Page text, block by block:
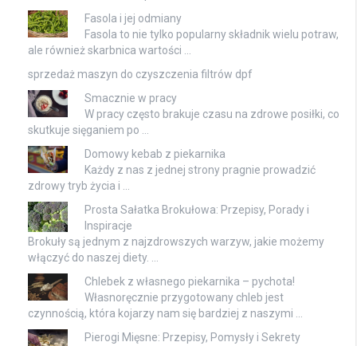
Fasola i jej odmiany
Fasola to nie tylko popularny składnik wielu potraw,
ale również skarbnica wartości …
sprzedaż maszyn do czyszczenia filtrów dpf
Smacznie w pracy
W pracy często brakuje czasu na zdrowe posiłki, co
skutkuje sięganiem po …
Domowy kebab z piekarnika
Każdy z nas z jednej strony pragnie prowadzić
zdrowy tryb życia i …
Prosta Sałatka Brokułowa: Przepisy, Porady i
Inspiracje
Brokuły są jednym z najzdrowszych warzyw, jakie możemy
włączyć do naszej diety. …
Chlebek z własnego piekarnika – pychota!
Własnoręcznie przygotowany chleb jest
czynnością, która kojarzy nam się bardziej z naszymi …
Pierogi Mięsne: Przepisy, Pomysły i Sekrety